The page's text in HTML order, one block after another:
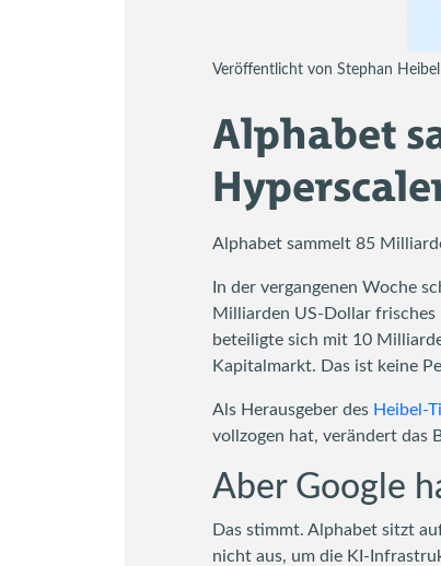
Veröffentlicht von Stephan
Alphabet
Alphabet sammelt 85
In der vergangenen Woche
Milliarden US-Dollar frisches
beteiligte sich mit 10
Kapitalmarkt. Das ist keine
Als Herausgeber des Heibel-
vollzogen hat, verändert das
Aber Google
Das stimmt. Alphabet sitzt
nicht aus, um die KI-